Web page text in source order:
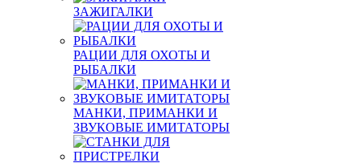
ЗАЖИГАЛКИ
РАЦИИ ДЛЯ ОХОТЫ И
РЫБАЛКИ
МАНКИ, ПРИМАНКИ И
ЗВУКОВЫЕ ИМИТАТОРЫ